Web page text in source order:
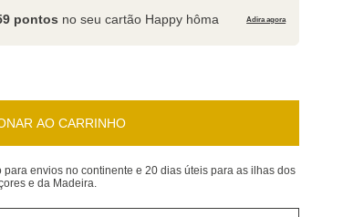
pontos no seu cartão Happy hôma Adira agora
AO CARRINHO
envios no continente e 20 dias úteis para as ilhas dos
e da Madeira.